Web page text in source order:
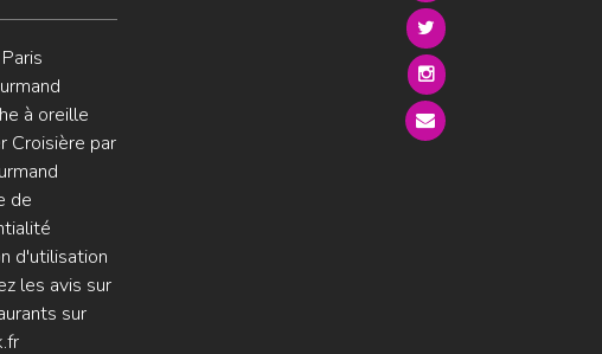
à oreille
Croisière par
de
d'utilisation
les avis sur
sur